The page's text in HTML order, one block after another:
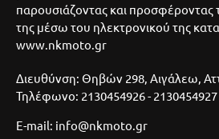
παρουσιάζοντας και προσφέροντας
της μέσω του ηλεκτρονικού της
www.nkmoto.gr
Διευθύνση: Θηβών 298, Αιγάλεω,
Τηλέφωνο: 2130454926 -
E-mail: info@nkmoto.gr